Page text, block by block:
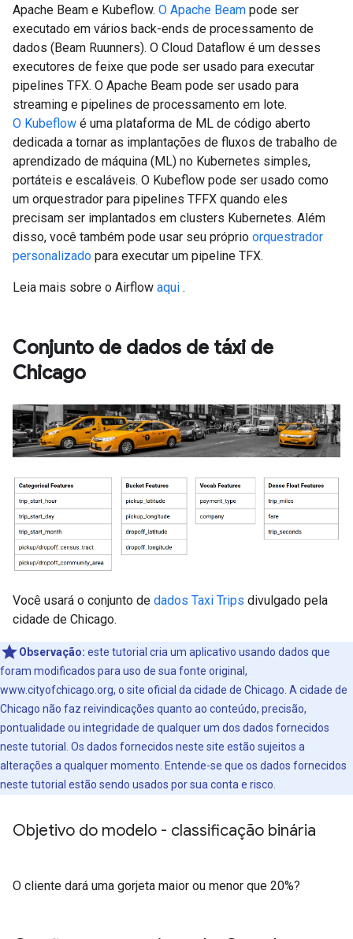
Apache Beam e Kubeflow. O Apache Beam pode ser
executado em vários back-ends de processamento de
dados (Beam Ruunners). O Cloud Dataflow é um desses
executores de feixe que pode ser usado para executar
pipelines TFX. O Apache Beam pode ser usado para
streaming e pipelines de processamento em lote.
O Kubeflow é uma plataforma de ML de código aberto
dedicada a tornar as implantações de fluxos de trabalho de
aprendizado de máquina (ML) no Kubernetes simples,
portáteis e escaláveis. O Kubeflow pode ser usado como
um orquestrador para pipelines TFFX quando eles
precisam ser implantados em clusters Kubernetes. Além
disso, você também pode usar seu próprio orquestrador
personalizado para executar um pipeline TFX.
Leia mais sobre o Airflow aqui .
Conjunto de dados de táxi de
Chicago
Você usará o conjunto de dados Taxi Trips divulgado pela
cidade de Chicago.
Observação: este tutorial cria um aplicativo usando dados que
foram modificados para uso de sua fonte original,
www.cityofchicago.org, o site oficial da cidade de Chicago. A cidade de
Chicago não faz reivindicações quanto ao conteúdo, precisão,
pontualidade ou integridade de qualquer um dos dados fornecidos
neste tutorial. Os dados fornecidos neste site estão sujeitos a
alterações a qualquer momento. Entende-se que os dados fornecidos
neste tutorial estão sendo usados ​​por sua conta e risco.
Objetivo do modelo - classificação binária
O cliente dará uma gorjeta maior ou menor que 20%?